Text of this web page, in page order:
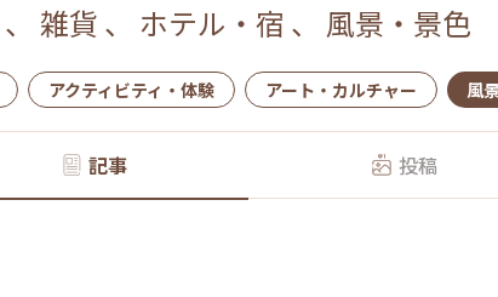
、 雑貨 、 ホテル・宿 、 風景・景色
アクティビティ・体験 アート・カルチャー 風
記事 投稿